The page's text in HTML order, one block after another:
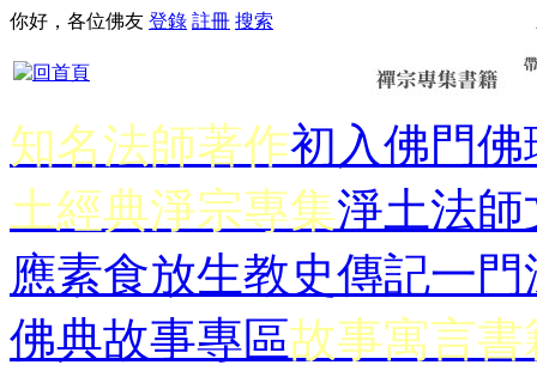
你好，各位佛友 登錄 註冊 搜索
知名法師著作初入佛門佛
土經典淨宗專集淨土法師
應素食放生教史傳記一門
佛典故事專區故事寓言書